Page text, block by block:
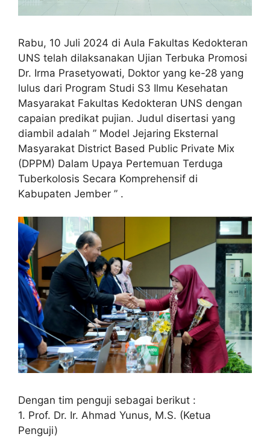
Rabu, 10 Juli 2024 di Aula Fakultas Kedokteran
UNS telah dilaksanakan Ujian Terbuka Promosi
Dr. Irma Prasetyowati, Doktor yang ke-28 yang
lulus dari Program Studi S3 Ilmu Kesehatan
Masyarakat Fakultas Kedokteran UNS dengan
capaian predikat pujian. Judul disertasi yang
diambil adalah ” Model Jejaring Eksternal
Masyarakat District Based Public Private Mix
(DPPM) Dalam Upaya Pertemuan Terduga
Tuberkolosis Secara Komprehensif di
Kabupaten Jember ” .
Dengan tim penguji sebagai berikut :
1. Prof. Dr. Ir. Ahmad Yunus, M.S. (Ketua
Penguji)